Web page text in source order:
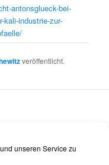
unseren Service zu
antonsglueck-bei-
kali-industrie-zur-
veröffentlicht.